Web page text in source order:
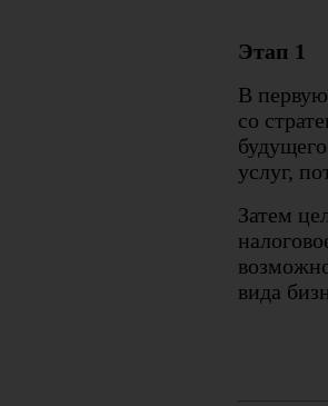
Этап 1
В
со
услуг,
Затем
вида